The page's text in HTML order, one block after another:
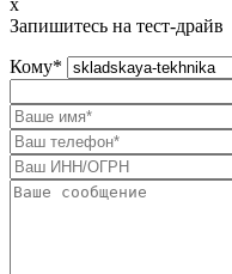
Запишитесь на тест-драйв
Кому*